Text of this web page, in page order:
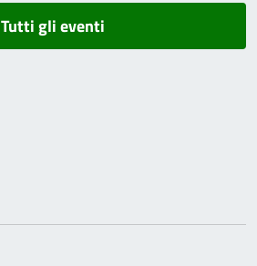
Tutti gli eventi